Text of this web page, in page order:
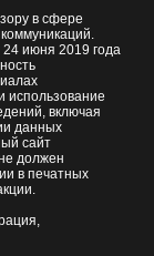
в сфере
июня 2019 года
использование
включая
данных
сайт
должен
в печатных